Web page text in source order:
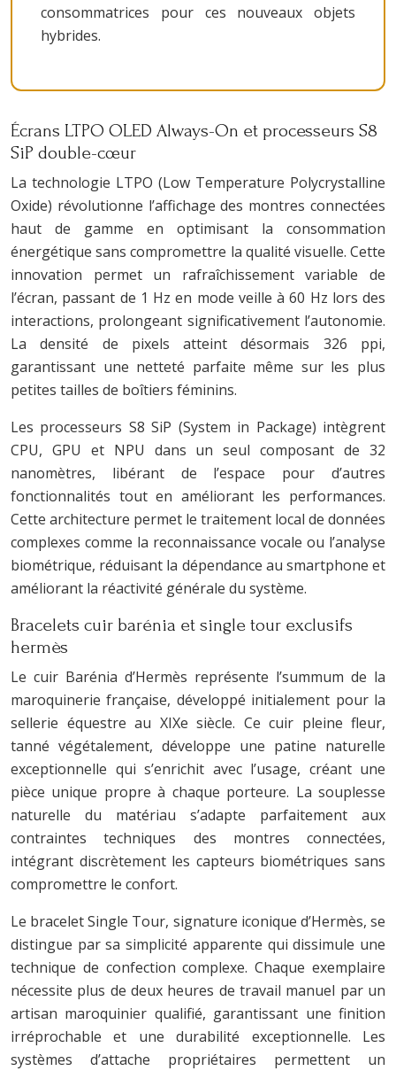
consommatrices pour ces nouveaux objets
hybrides.
Écrans LTPO OLED Always-On et processeurs S8
SiP double-cœur
La technologie LTPO (Low Temperature Polycrystalline
Oxide) révolutionne l’affichage des montres connectées
haut de gamme en optimisant la consommation
énergétique sans compromettre la qualité visuelle. Cette
innovation permet un rafraîchissement variable de
l’écran, passant de 1 Hz en mode veille à 60 Hz lors des
interactions, prolongeant significativement l’autonomie.
La densité de pixels atteint désormais 326 ppi,
garantissant une netteté parfaite même sur les plus
petites tailles de boîtiers féminins.
Les processeurs S8 SiP (System in Package) intègrent
CPU, GPU et NPU dans un seul composant de 32
nanomètres, libérant de l’espace pour d’autres
fonctionnalités tout en améliorant les performances.
Cette architecture permet le traitement local de données
complexes comme la reconnaissance vocale ou l’analyse
biométrique, réduisant la dépendance au smartphone et
améliorant la réactivité générale du système.
Bracelets cuir barénia et single tour exclusifs
hermès
Le cuir Barénia d’Hermès représente l’summum de la
maroquinerie française, développé initialement pour la
sellerie équestre au XIXe siècle. Ce cuir pleine fleur,
tanné végétalement, développe une patine naturelle
exceptionnelle qui s’enrichit avec l’usage, créant une
pièce unique propre à chaque porteure. La souplesse
naturelle du matériau s’adapte parfaitement aux
contraintes techniques des montres connectées,
intégrant discrètement les capteurs biométriques sans
compromettre le confort.
Le bracelet Single Tour, signature iconique d’Hermès, se
distingue par sa simplicité apparente qui dissimule une
technique de confection complexe. Chaque exemplaire
nécessite plus de deux heures de travail manuel par un
artisan maroquinier qualifié, garantissant une finition
irréprochable et une durabilité exceptionnelle. Les
systèmes d’attache propriétaires permettent un